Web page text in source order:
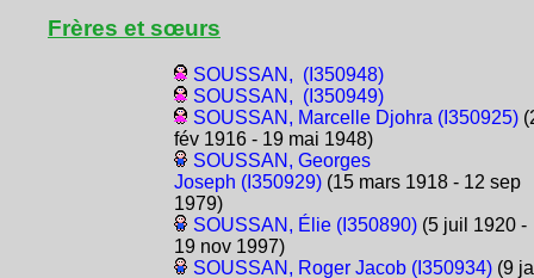
Frères et sœurs
SOUSSAN, (I350948)
SOUSSAN, (I350949)
SOUSSAN, Marcelle Djohra (I350925)
fév 1916 - 19 mai 1948)
SOUSSAN, Georges
Joseph (I350929)(15 mars 1918 - 12 sep
1979)
SOUSSAN, Élie (I350890)(5 juil 1920 -
19 nov 1997)
SOUSSAN, Roger Jacob (I350934)(9